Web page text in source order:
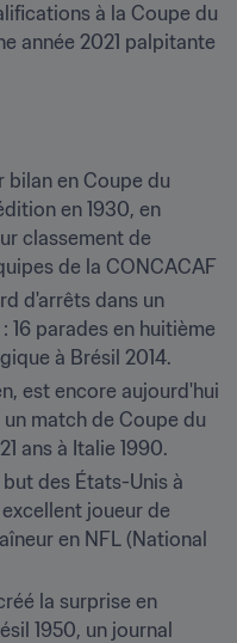
à la Coupe du
année 2021 palpitante
bilan en Coupe du
en 1930, en
classement de
de la CONCACAF
d'arrêts dans un
16 parades en huitième
à Brésil 2014.
est encore aujourd'hui
match de Coupe du
ans à Italie 1990.
des États-Unis à
joueur de
en NFL (National
la surprise en
1950, un journal